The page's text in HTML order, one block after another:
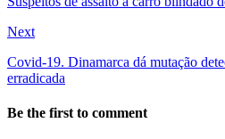
Next
Covid-19. Dinamarca dá mutação
erradicada
Be the first to comment